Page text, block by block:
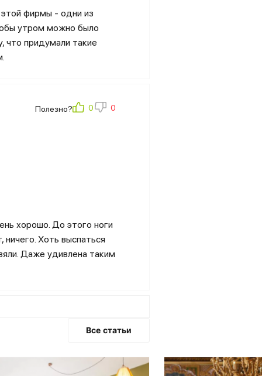
схемы изготовления и
поверхность изделия может
анатомическую поддержку
продукции Блюслип на нашем
приобретенная модель вас не
покупки.
Адрес и телефоны шоу-
Возможность лично
важна для ряда
в ассортименте шоу-рума перед
этой фирмы - одни из
утром можно было
что придумали такие
Полезно?
хорошо. До этого ноги
Хоть выспаться
Даже удивлена таким
Все статьи